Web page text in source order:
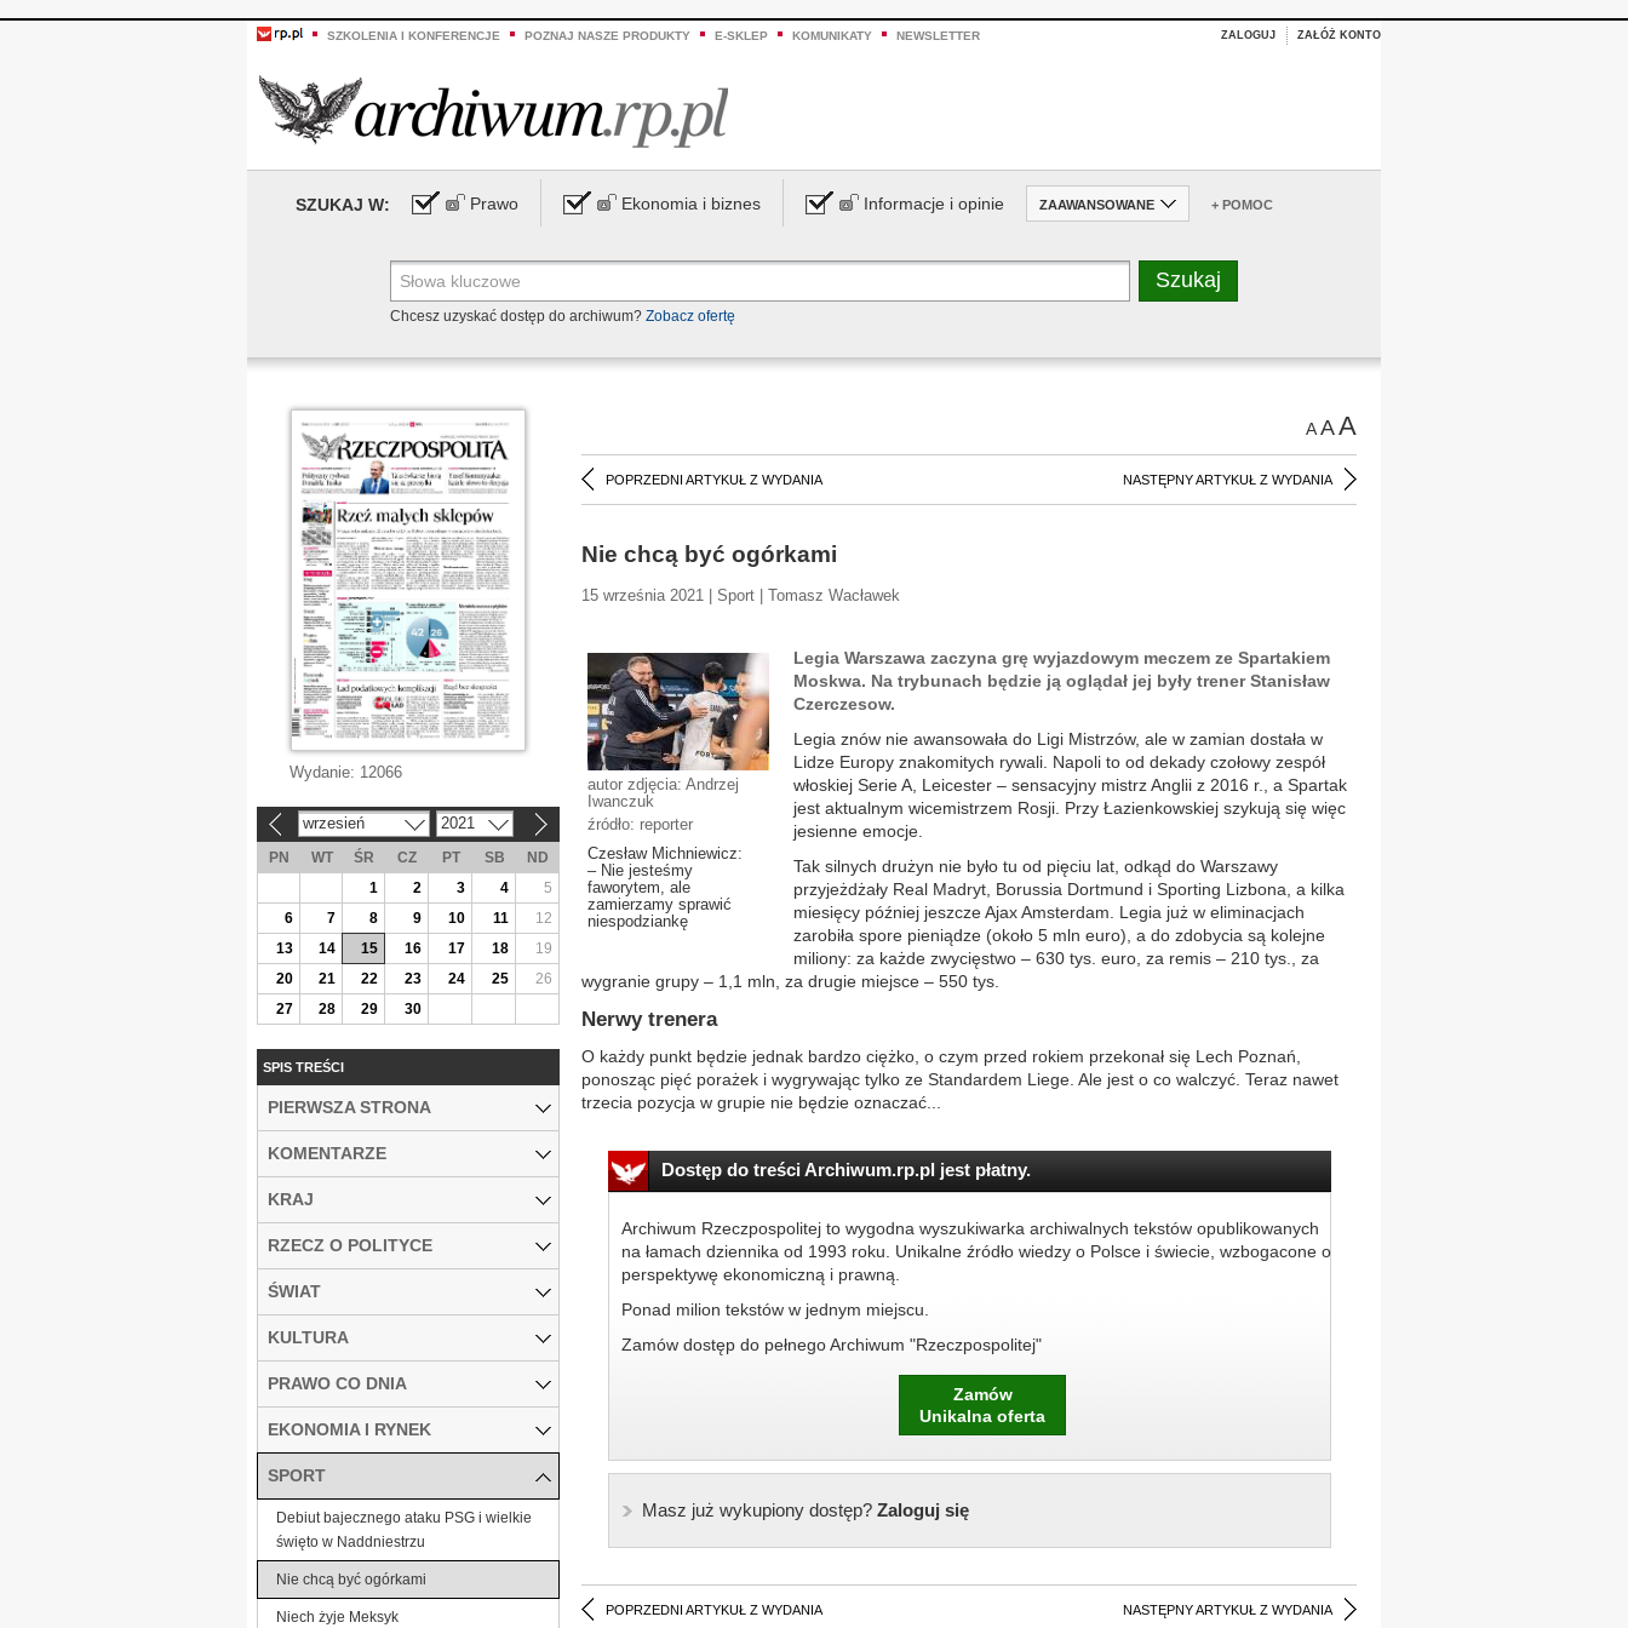
SZKOLENIA I KONFERENCJE POZNAJ NASZE PRODUKTY E-SKLEP KOMUNIKATY NEWSLETTER ZALOGUJ ZAŁÓŻ KONTO
SZUKAJ W: Prawo Ekonomia i biznes Informacje i opinie ZAAWANSOWANE + POMOC
Chcesz uzyskać dostęp do archiwum? Zobacz ofertę
AAA
POPRZEDNI ARTYKUŁ Z WYDANIA NASTĘPNY ARTYKUŁ Z WYDANIA
Nie chcą być ogórkami
15 września 2021 | Sport | Tomasz Wacławek
autor zdjęcia: Andrzej
Iwanczuk
źródło: reporter
Czesław Michniewicz:
– Nie jesteśmy
faworytem, ale
zamierzamy sprawić
niespodziankę
Legia Warszawa zaczyna grę wyjazdowym meczem ze Spartakiem
Moskwa. Na trybunach będzie ją oglądał jej były trener Stanisław
Czerczesow.
Legia znów nie awansowała do Ligi Mistrzów, ale w zamian dostała w
Lidze Europy znakomitych rywali. Napoli to od dekady czołowy zespół
włoskiej Serie A, Leicester – sensacyjny mistrz Anglii z 2016 r., a Spartak
jest aktualnym wicemistrzem Rosji. Przy Łazienkowskiej szykują się więc
jesienne emocje.
Tak silnych drużyn nie było tu od pięciu lat, odkąd do Warszawy
przyjeżdżały Real Madryt, Borussia Dortmund i Sporting Lizbona, a kilka
miesięcy później jeszcze Ajax Amsterdam. Legia już w eliminacjach
zarobiła spore pieniądze (około 5 mln euro), a do zdobycia są kolejne
miliony: za każde zwycięstwo – 630 tys. euro, za remis – 210 tys., za
wygranie grupy – 1,1 mln, za drugie miejsce – 550 tys.
Nerwy trenera
O każdy punkt będzie jednak bardzo ciężko, o czym przed rokiem przekonał się Lech Poznań,
ponosząc pięć porażek i wygrywając tylko ze Standardem Liege. Ale jest o co walczyć. Teraz nawet
trzecia pozycja w grupie nie będzie oznaczać...
Dostęp do treści Archiwum.rp.pl jest płatny.
Archiwum Rzeczpospolitej to wygodna wyszukiwarka archiwalnych tekstów opublikowanych
na łamach dziennika od 1993 roku. Unikalne źródło wiedzy o Polsce i świecie, wzbogacone o
perspektywę ekonomiczną i prawną.
Ponad milion tekstów w jednym miejscu.
Zamów dostęp do pełnego Archiwum "Rzeczpospolitej"
Zamów
Unikalna oferta
Masz już wykupiony dostęp?Zaloguj się
POPRZEDNI ARTYKUŁ Z WYDANIA NASTĘPNY ARTYKUŁ Z WYDANIA
Wydanie: 12066
wrzesień 2021
PN WT ŚR CZ PT SB
ND
1
2 3 4
5
6
7 8 9 10 11
12
13
14 15 16 17 18
19
20
21 22 23 24 25
26
27
28 29 30
SPIS TREŚCI
PIERWSZA STRONA
KOMENTARZE
KRAJ
RZECZ O POLITYCE
ŚWIAT
KULTURA
PRAWO CO DNIA
EKONOMIA I RYNEK
SPORT
Debiut bajecznego ataku PSG i wielkie
święto w Naddniestrzu
Nie chcą być ogórkami
Niech żyje Meksyk